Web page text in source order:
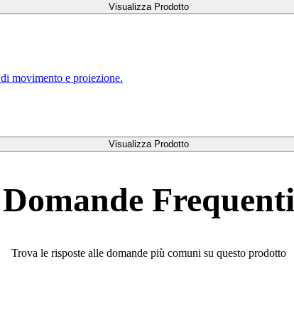
Visualizza Prodotto
movimento e proiezione.
Visualizza Prodotto
Domande Frequenti
Trova le risposte alle domande più comuni su questo prodotto